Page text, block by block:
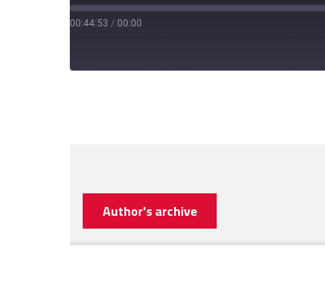
00:00
/
00:44:53
Author's archive